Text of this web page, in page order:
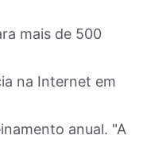
mais de 500
na Internet em
anual. "A